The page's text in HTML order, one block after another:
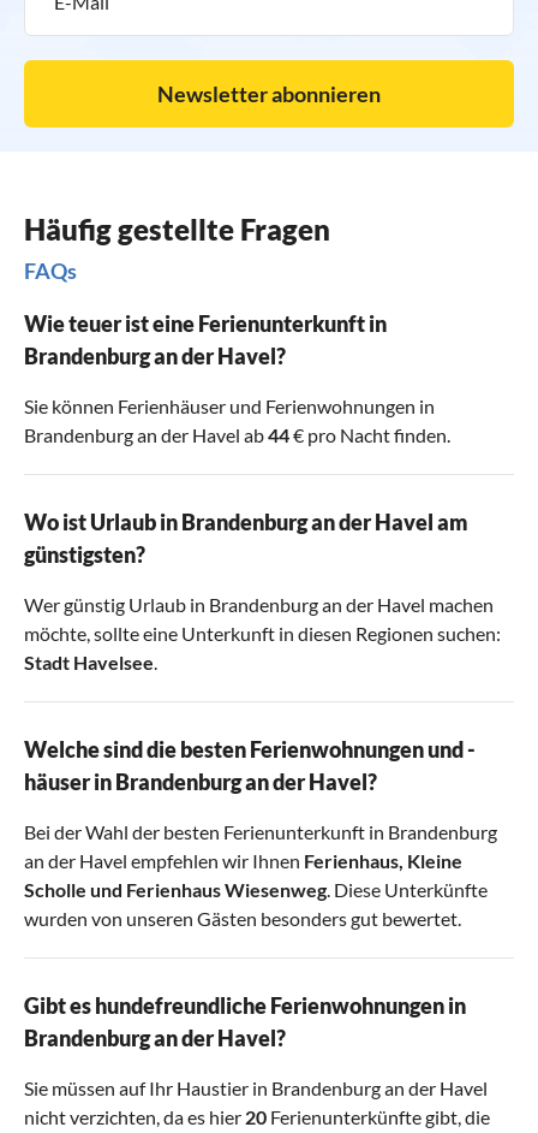
mit Ihren Freunden in den sozialen Netzwerken teilen
können. Die Naturlandschaft an der Havel ist zudem sehr
ohnehin wie dafür geschaffen, um mit dem Hund
Newsletter abonnieren
Häufig gestellte Fragen
FAQs
Wie teuer ist eine Ferienunterkunft in
Brandenburg an der Havel?
Sie können Ferienhäuser und Ferienwohnungen in
Brandenburg an der Havel ab44€ pro Nacht finden.
Wo ist Urlaub in Brandenburg an der Havel am
günstigsten?
Wer günstig Urlaub in Brandenburg an der Havel machen
möchte, sollte eine Unterkunft in diesen Regionen suchen:
Stadt Havelsee
Welche sind die besten Ferienwohnungen und -
häuser in Brandenburg an der Havel?
Bei der Wahl der besten Ferienunterkunft in Brandenburg
an der Havel empfehlen wir Ihnen Ferienhaus Kleine
Scholle und Ferienhaus Wiesenweg . Diese Unterkünfte
wurden von unseren Gästen besonders gut bewertet.
Gibt es hundefreundliche Ferienwohnungen in
Brandenburg an der Havel?
Sie müssen auf Ihr Haustier in Brandenburg an der Havel
nicht verzichten, da es hier 20 Ferienunterkünfte gibt, die